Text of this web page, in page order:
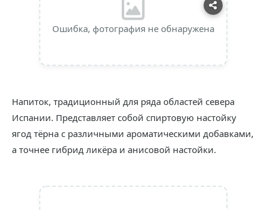
Ошибка, фотография не обнаружена
Напиток, традиционный для ряда областей севера
Испании. Представляет собой спиртовую настойку
ягод тёрна с различными ароматическими добавками,
а точнее гибрид ликёра и анисовой настойки.